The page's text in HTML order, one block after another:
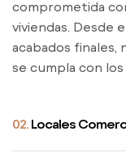
comprometida
viviendas. Desde
acabados finales,
se cumpla con
02. Locales